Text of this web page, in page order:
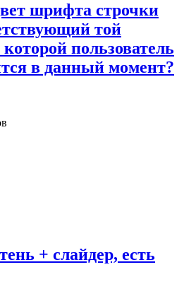
шрифта строчки
той
пользователь
в данный момент?
+ слайдер, есть